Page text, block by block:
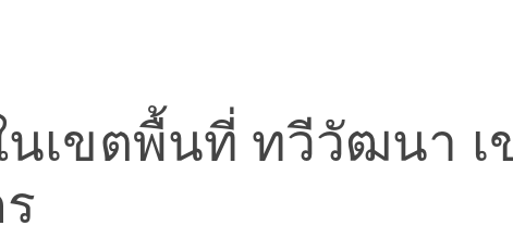
เขตพื้นที่ ทวีวัฒนา